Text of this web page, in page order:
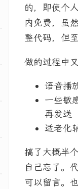
的，即使个
内免费，虽
整代码，但
做的过程中
语音播
一些敏
再发送
适老化
搞了大概半
自己忘了。
可以留言。